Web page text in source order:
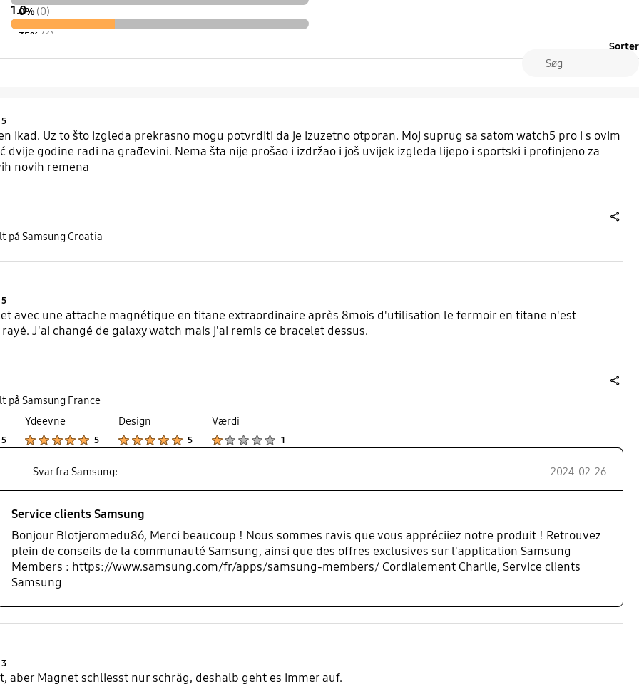
0% (0)
1.0
35% (6)
Sorter
5
ikad. Uz to što izgleda prekrasno mogu potvrditi da je izuzetno otporan. Moj suprug sa satom watch5 pro i s ovim
dvije godine radi na građevini. Nema šta nije prošao i izdržao i još uvijek izgleda lijepo i sportski i profinjeno za
novih remena
på Samsung Croatia
5
avec une attache magnétique en titane extraordinaire après 8mois d'utilisation le fermoir en titane n'est
J'ai changé de galaxy watch mais j'ai remis ce bracelet dessus.
på Samsung France
5
Ydeevne
5
Design
5
Værdi
1
Svar fra Samsung: 2024-02-26
Service clients Samsung
Bonjour Blotjeromedu86, Merci beaucoup ! Nous sommes ravis que vous appréciiez notre produit ! Retrouvez
plein de conseils de la communauté Samsung, ainsi que des offres exclusives sur l'application Samsung
Members : https://www.samsung.com/fr/apps/samsung-members/ Cordialement Charlie, Service clients
Samsung
3
aber Magnet schliesst nur schräg, deshalb geht es immer auf.